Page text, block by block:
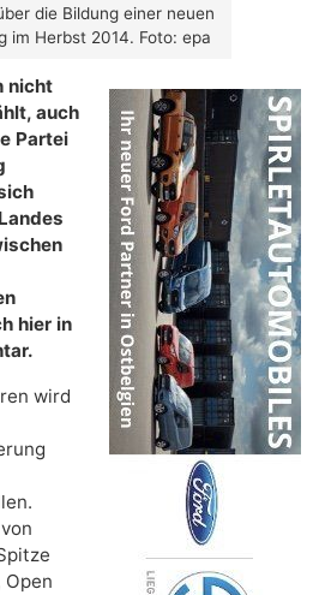
die Bildung einer neuen
im Herbst 2014. Foto: epa
nicht
auch
Partei
hier in
wird
Open